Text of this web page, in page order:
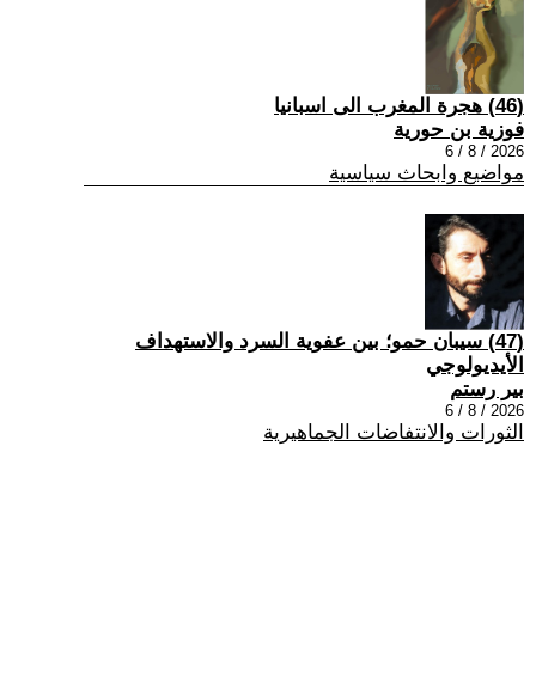
(46) هجرة المغرب الى اسبانيا
فوزية بن حورية
2026 / 8 / 6
مواضيع وابحاث سياسية
(47) سيبان حمو؛ بين عفوية السرد والاستهداف
الأيديولوجي
بير رستم
2026 / 8 / 6
الثورات والانتفاضات الجماهيرية